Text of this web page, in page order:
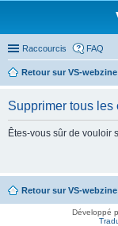
Raccourcis FAQ
Retour sur VS-webzine
Supprimer tous les
Êtes-vous sûr de vouloir
Retour sur VS-webzine
Développé